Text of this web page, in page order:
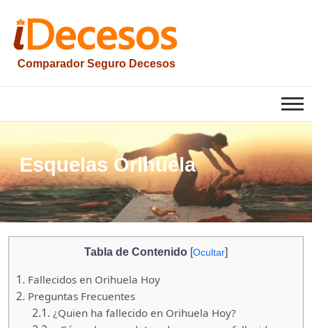
contenido
Comparador Seguro Decesos
iesquelas
Esquelas Orihuela
Tabla de Contenido [Ocultar]
1. Fallecidos en Orihuela Hoy
2. Preguntas Frecuentes
2.1. ¿Quien ha fallecido en Orihuela Hoy?